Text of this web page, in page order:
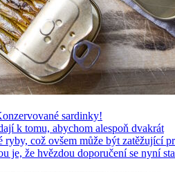
sardinky!
k tomu, abychom alespoň dvakrát
ryby, což ovšem může být zatěžující
je, že hvězdou doporučení se nyní